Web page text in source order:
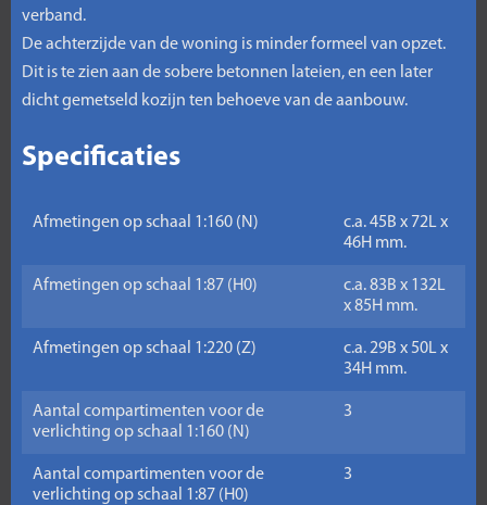
verband.
De achterzijde van de woning is minder formeel van opzet.
Dit is te zien aan de sobere betonnen lateien, en een later
dicht gemetseld kozijn ten behoeve van de aanbouw.
Specificaties
Afmetingen op schaal 1:160 (N)
c.a. 45B x 72L x
46H mm.
Afmetingen op schaal 1:87 (H0)
c.a. 83B x 132L
x 85H mm.
Afmetingen op schaal 1:220 (Z)
c.a. 29B x 50L x
34H mm.
Aantal compartimenten voor de
verlichting op schaal 1:160 (N)
3
Aantal compartimenten voor de
verlichting op schaal 1:87 (H0)
3